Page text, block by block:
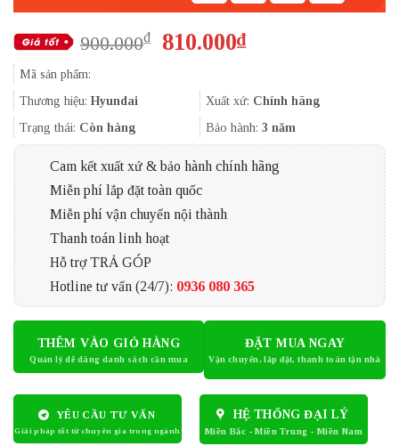
900.000₫
Giá
900.000₫.
810.000₫Giá
là:
810.000₫.
Mã sản phẩm:
Thương hiệu: Hyundai Xuất xứ: Chính hãng
Trạng thái: Còn hàng Bảo hành: 3 năm
Cam kết xuất xứ & bảo hành chính hãng
Miễn phí lắp đặt toàn quốc
Miễn phí vận chuyển nội thành
Thanh toán linh hoạt
Hỗ trợ TRẢ GÓP
Hotline tư vấn (24/7): 0936 080 365
THÊM VÀO GIỎ HÀNG ĐẶT MUA NGAY
YÊU CẦU TƯ VẤN HỆ THỐNG ĐẠI LÝ